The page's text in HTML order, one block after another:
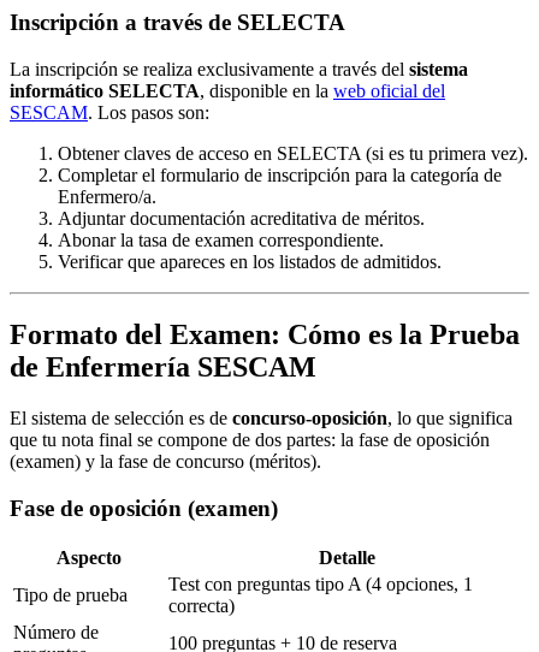
Inscripción a través de SELECTA
La inscripción se realiza exclusivamente a través del sistema
informático SELECTA, disponible en la web oficial del
SESCAM. Los pasos son:
Obtener claves de acceso en SELECTA (si es tu primera vez).
Completar el formulario de inscripción para la categoría de
Enfermero/a.
Adjuntar documentación acreditativa de méritos.
Abonar la tasa de examen correspondiente.
Verificar que apareces en los listados de admitidos.
Formato del Examen: Cómo es la Prueba
de Enfermería SESCAM
El sistema de selección es de concurso-oposición, lo que significa
que tu nota final se compone de dos partes: la fase de oposición
(examen) y la fase de concurso (méritos).
Fase de oposición (examen)
Aspecto
Detalle
Tipo de prueba
Test con preguntas tipo A (4 opciones, 1
correcta)
Número de
100 preguntas + 10 de reserva